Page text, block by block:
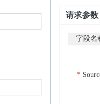
请求参数
字段名